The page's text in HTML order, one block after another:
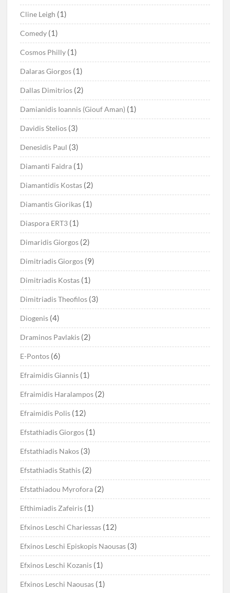
Cline Leigh (1)
Comedy (1)
Cosmos Philly (1)
Dalaras Giorgos (1)
Dallas Dimitrios (2)
Damianidis Ioannis (Giouf Aman) (1)
Davidis Stelios (3)
Denesidis Paul (3)
Diamanti Faidra (1)
Diamantidis Kostas (2)
Diamantis Giorikas (1)
Diaspora ERT3 (1)
Dimaridis Giorgos (2)
Dimitriadis Giorgos (9)
Dimitriadis Kostas (1)
Dimitriadis Theofilos (3)
Diogenis (4)
Draminos Pavlakis (2)
E-Pontos (6)
Efraimidis Giannis (1)
Efraimidis Haralampos (2)
Efraimidis Polis (12)
Efstathiadis Giorgos (1)
Efstathiadis Nakos (3)
Efstathiadis Stathis (2)
Efstathiadou Myrofora (2)
Efthimiadis Zafeiris (1)
Efxinos Leschi Chariessas (12)
Efxinos Leschi Episkopis Naousas (3)
Efxinos Leschi Kozanis (1)
Efxinos Leschi Naousas (1)